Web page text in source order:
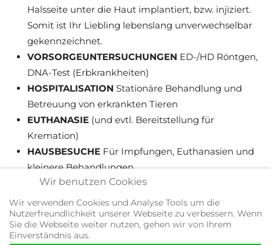
Halsseite unter die Haut implantiert, bzw. injiziert.
Somit ist Ihr Liebling lebenslang unverwechselbar
gekennzeichnet.
VORSORGEUNTERSUCHUNGEN ED-/HD Röntgen,
DNA-Test (Erbkrankheiten)
HOSPITALISATION Stationäre Behandlung und
Betreuung von erkrankten Tieren
EUTHANASIE (und evtl. Bereitstellung für
Kremation)
HAUSBESUCHE Für Impfungen, Euthanasien und
kleinere Behandlungen.
ZUSAMMENARBEIT MIT ANNERKANNTEN
SPEZIALISTEN UND KLINIKEN
Wir benutzen Cookies
Wir verwenden Cookies und Analyse Tools um die
Nutzerfreundlichkeit unserer Webseite zu verbessern. Wenn
Sie die Webseite weiter nutzen, gehen wir von Ihrem
Einverständnis aus.